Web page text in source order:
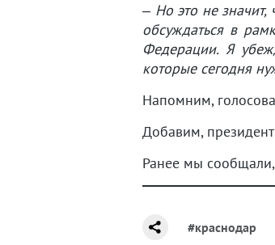
– Но это не значит,
обсуждаться в
Федерации. Я
которые сегодня
Напомним,
Добавим,
Ранее мы сообщали,
#краснодар